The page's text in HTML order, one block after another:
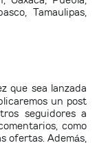
Tamaulipas,
que sea lanzada
un post
seguidores a
como
ofertas. Además,